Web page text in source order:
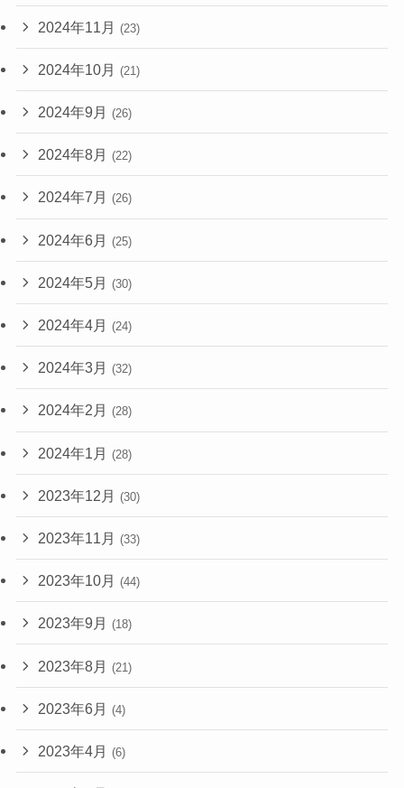
2024年11月 (23)
2024年10月 (21)
2024年9月 (26)
2024年8月 (22)
2024年7月 (26)
2024年6月 (25)
2024年5月 (30)
2024年4月 (24)
2024年3月 (32)
2024年2月 (28)
2024年1月 (28)
2023年12月 (30)
2023年11月 (33)
2023年10月 (44)
2023年9月 (18)
2023年8月 (21)
2023年6月 (4)
2023年4月 (6)